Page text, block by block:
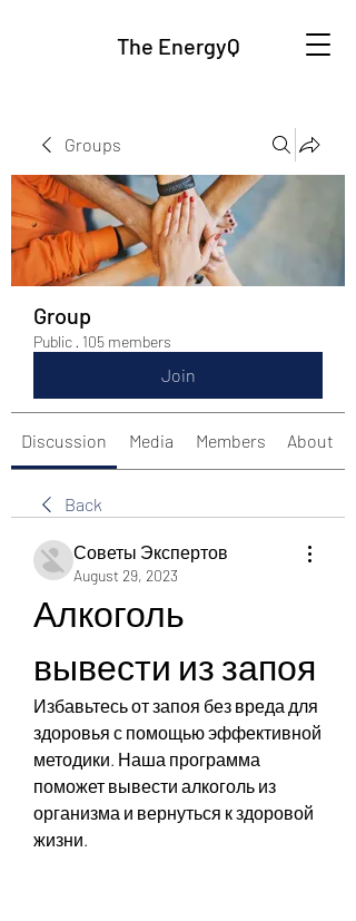
The EnergyQ
Groups
Group
Public · 105 members
Join
Discussion Media Members About
Back
Советы Экспертов
August 29, 2023
Алкоголь
вывести из запоя
Избавьтесь от запоя без вреда для
здоровья с помощью эффективной
методики. Наша программа
поможет вывести алкоголь из
организма и вернуться к здоровой
жизни.